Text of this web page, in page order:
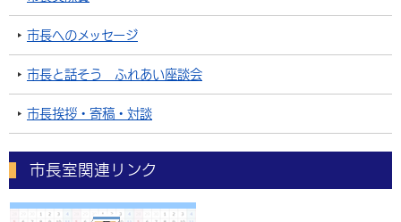
市長へのメッセージ
市長と話そう ふれあい座談会
市長挨拶・寄稿・対談
市長室関連リンク